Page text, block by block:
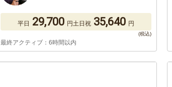
平日 29,700 円土日祝 35,640 円
最終アクティブ：6時間以内